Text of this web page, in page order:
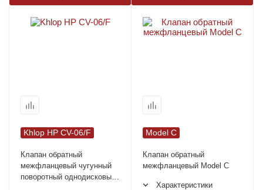
Khlop HP CV-06/F
Клапан обратный
межфланцевый чугунный
поворотный однодисковый
Model C
Клапан обратный
межфланцевый Model C
Характеристики